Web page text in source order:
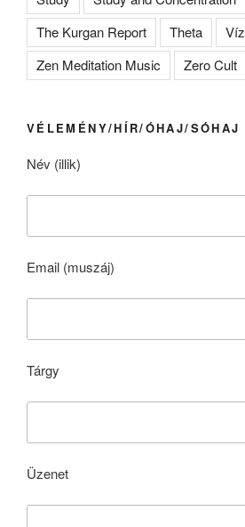
The Kurgan Report
Theta Víz
Zen Meditation Music
Zero Cult
VÉLEMÉNY/HÍR/ÓHAJ/SÓHAJ
Név (illik)
Email (muszáj)
Tárgy
Üzenet